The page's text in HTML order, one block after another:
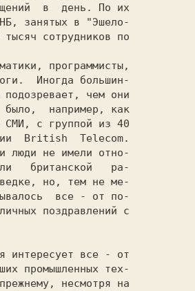
в  день. По их
занятых в "Эшeлo-
программисты,
Иногда большин-
чем они
например, как
СМИ, c группой из 40
British  Telecom.
люди не имели отно-
британской   pa-
но, тем не ме-
все - от по-
поздравлений c
промышленных тех-
несмотря на